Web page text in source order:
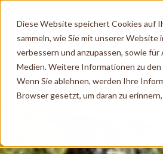
Diese Website speichert Cookies auf
sammeln, wie Sie mit unserer
verbessern und anzupassen, sowie
Medien. Weitere Informationen zu
Wenn Sie ablehnen, werden Ihre
Browser gesetzt, um daran zu